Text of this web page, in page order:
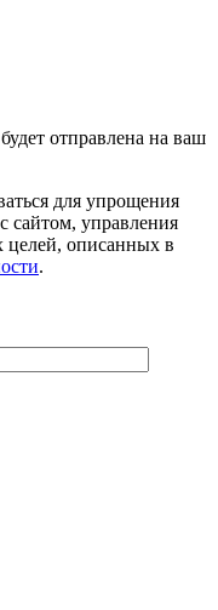
отправлена на ваш
для упрощения
сайтом, управления
целей, описанных в
.